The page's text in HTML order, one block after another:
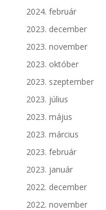
2024. február
2023. december
2023. november
2023. október
2023. szeptember
2023. július
2023. május
2023. március
2023. február
2023. január
2022. december
2022. november